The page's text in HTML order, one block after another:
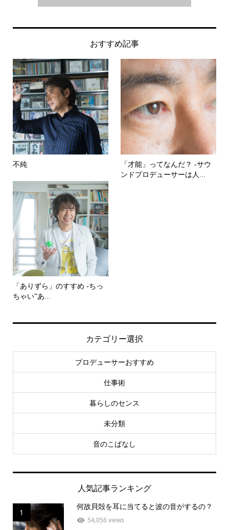
おすすめ記事
不純
「才能」ってなんだ？ -サウ
ンドプロデューサーは人...
「ありずら」のすすめ -ちっ
ちゃい”あ...
カテゴリー選択
プロデューサーおすすめ
仕事術
暮らしのセンス
未分類
音のこばなし
人気記事ランキング
1
何故貝殻を耳に当てると波の音がするの？
54,056 views